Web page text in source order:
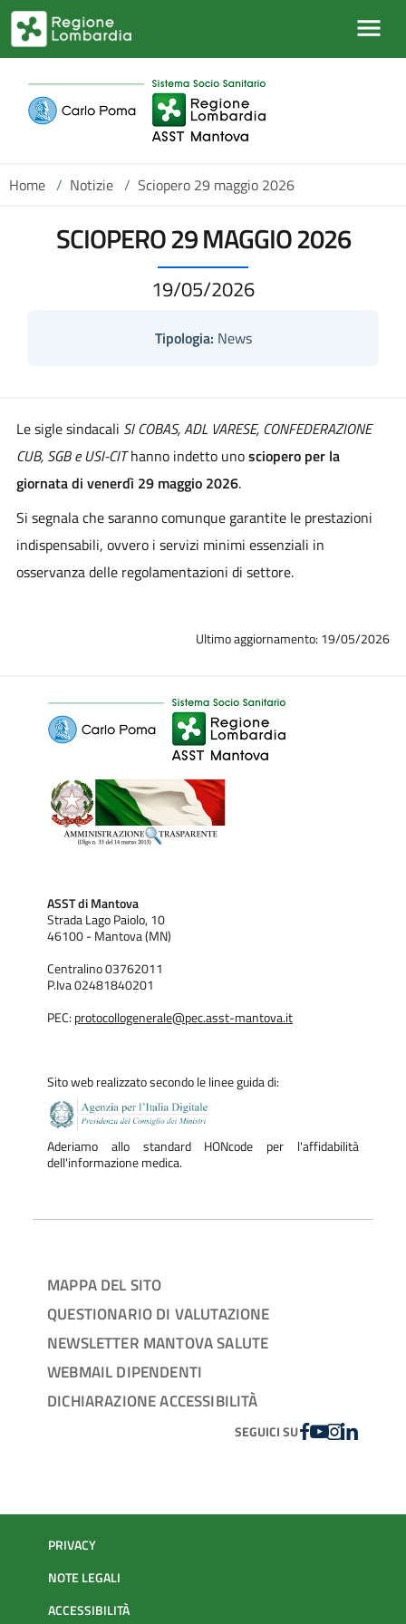
Salta al contenuto principale
Home / Notizie / Sciopero 29 maggio 2026
SCIOPERO 29 MAGGIO 2026
19/05/2026
Tipologia: News
Le sigle sindacali SI COBAS, ADL VARESE, CONFEDERAZIONE
CUB, SGB e USI-CIThanno indetto unosciopero perla
giornata di venerdì 29 maggio 2026.
Si segnala che saranno comunque garantite le prestazioni
indispensabili, ovvero i servizi minimi essenziali in
osservanza delle regolamentazioni di settore.
Ultimo aggiornamento: 19/05/2026
ASST di Mantova
Strada Lago Paiolo, 10
46100 - Mantova (MN)
Centralino 03762011
P.Iva 02481840201
PEC: protocollogenerale@pec.asst-mantova.it
Sito web realizzato secondo le linee guida di:
Aderiamo allo standard HONcode per l'affidabilità
dell'informazione medica.
MAPPA DEL SITO
QUESTIONARIO DI VALUTAZIONE
NEWSLETTER MANTOVA SALUTE
WEBMAIL DIPENDENTI
DICHIARAZIONE ACCESSIBILITÀ
SEGUICI SUFACEBOOK
YOUTUBE
INSTAGRAM
LINKEDIN
PRIVACY
NOTE LEGALI
ACCESSIBILITÀ